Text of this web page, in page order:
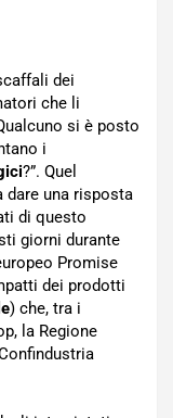
dei
che li
si è posto
i
?”. Quel
dare una risposta
di questo
giorni durante
Promise
dei prodotti
) che, tra i
la Regione